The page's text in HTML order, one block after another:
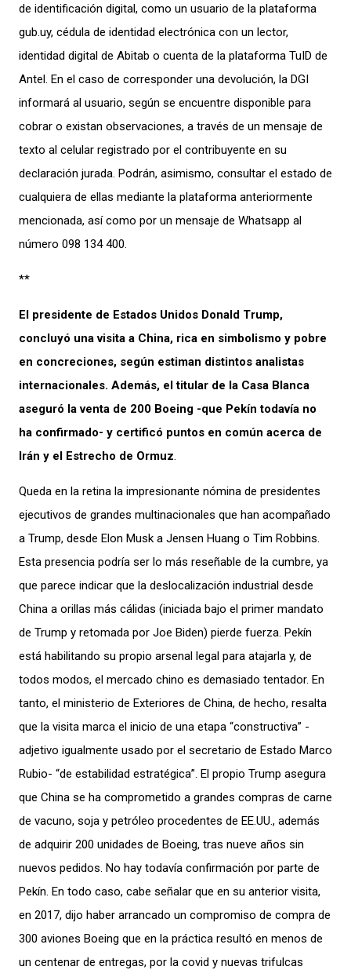
de identificación digital, como un usuario de la plataforma
gub.uy, cédula de identidad electrónica con un lector,
identidad digital de Abitab o cuenta de la plataforma TuID de
Antel. En el caso de corresponder una devolución, la DGI
informará al usuario, según se encuentre disponible para
cobrar o existan observaciones, a través de un mensaje de
texto al celular registrado por el contribuyente en su
declaración jurada. Podrán, asimismo, consultar el estado de
cualquiera de ellas mediante la plataforma anteriormente
mencionada, así como por un mensaje de Whatsapp al
número 098 134 400.
**
El presidente de Estados Unidos Donald Trump,
concluyó una visita a China, rica en simbolismo y pobre
en concreciones, según estiman distintos analistas
internacionales. Además, el titular de la Casa Blanca
aseguró la venta de 200 Boeing -que Pekín todavía no
ha confirmado- y certificó puntos en común acerca de
Irán y el Estrecho de Ormuz
Queda en la retina la impresionante nómina de presidentes
ejecutivos de grandes multinacionales que han acompañado
a Trump, desde Elon Musk a Jensen Huang o Tim Robbins.
Esta presencia podría ser lo más reseñable de la cumbre, ya
que parece indicar que la deslocalización industrial desde
China a orillas más cálidas (iniciada bajo el primer mandato
de Trump y retomada por Joe Biden) pierde fuerza. Pekín
está habilitando su propio arsenal legal para atajarla y, de
todos modos, el mercado chino es demasiado tentador. En
tanto, el ministerio de Exteriores de China, de hecho, resalta
que la visita marca el inicio de una etapa “constructiva” -
adjetivo igualmente usado por el secretario de Estado Marco
Rubio- “de estabilidad estratégica”. El propio Trump asegura
que China se ha comprometido a grandes compras de carne
de vacuno, soja y petróleo procedentes de EE.UU., además
de adquirir 200 unidades de Boeing, tras nueve años sin
nuevos pedidos. No hay todavía confirmación por parte de
Pekín. En todo caso, cabe señalar que en su anterior visita,
en 2017, dijo haber arrancado un compromiso de compra de
300 aviones Boeing que en la práctica resultó en menos de
un centenar de entregas, por la covid y nuevas trifulcas